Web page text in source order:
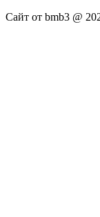
Сайт от bmb3 @